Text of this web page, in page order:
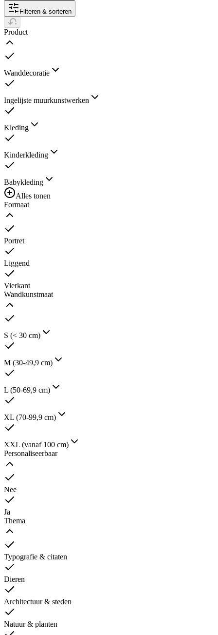
Filteren & sorteren
Product
Wanddecoratie
Ingelijste muurkunstwerken
Kleding
Kinderkleding
Babykleding
Alles tonen
Formaat
Portret
Liggend
Vierkant
Wandkunstmaat
S (< 30 cm)
M (30-49,9 cm)
L (50-69,9 cm)
XL (70-99,9 cm)
XXL (vanaf 100 cm)
Personaliseerbaar
Nee
Ja
Thema
Typografie & citaten
Dieren
Architectuur & steden
Natuur & planten